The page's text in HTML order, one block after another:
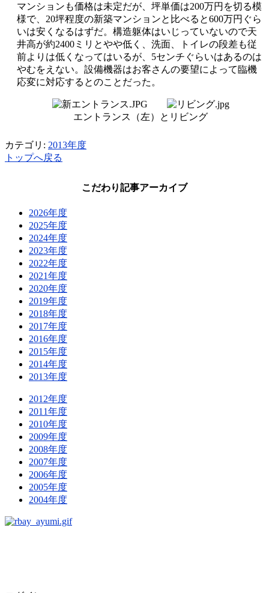
マンションも価格は未定だが、坪単価は200万円を切る模
様で、20坪程度の新築マンションと比べると600万円ぐら
いは安くなるはずだ。構造躯体はいじっていないので天
井高が約2400ミリとやや低く、洗面、トイレの段差も従
前よりは低くなってはいるが、5センチぐらいはあるのは
やむをえない。設備機器はお客さんの要望によって臨機
応変に対応するとのことだった。
エントランス（左）とリビング
カテゴリ: 2013年度
トップへ戻る
こだわり記事アーカイブ
2026年度
2025年度
2024年度
2023年度
2022年度
2021年度
2020年度
2019年度
2018年度
2017年度
2016年度
2015年度
2014年度
2013年度
2012年度
2011年度
2010年度
2009年度
2008年度
2007年度
2006年度
2005年度
2004年度